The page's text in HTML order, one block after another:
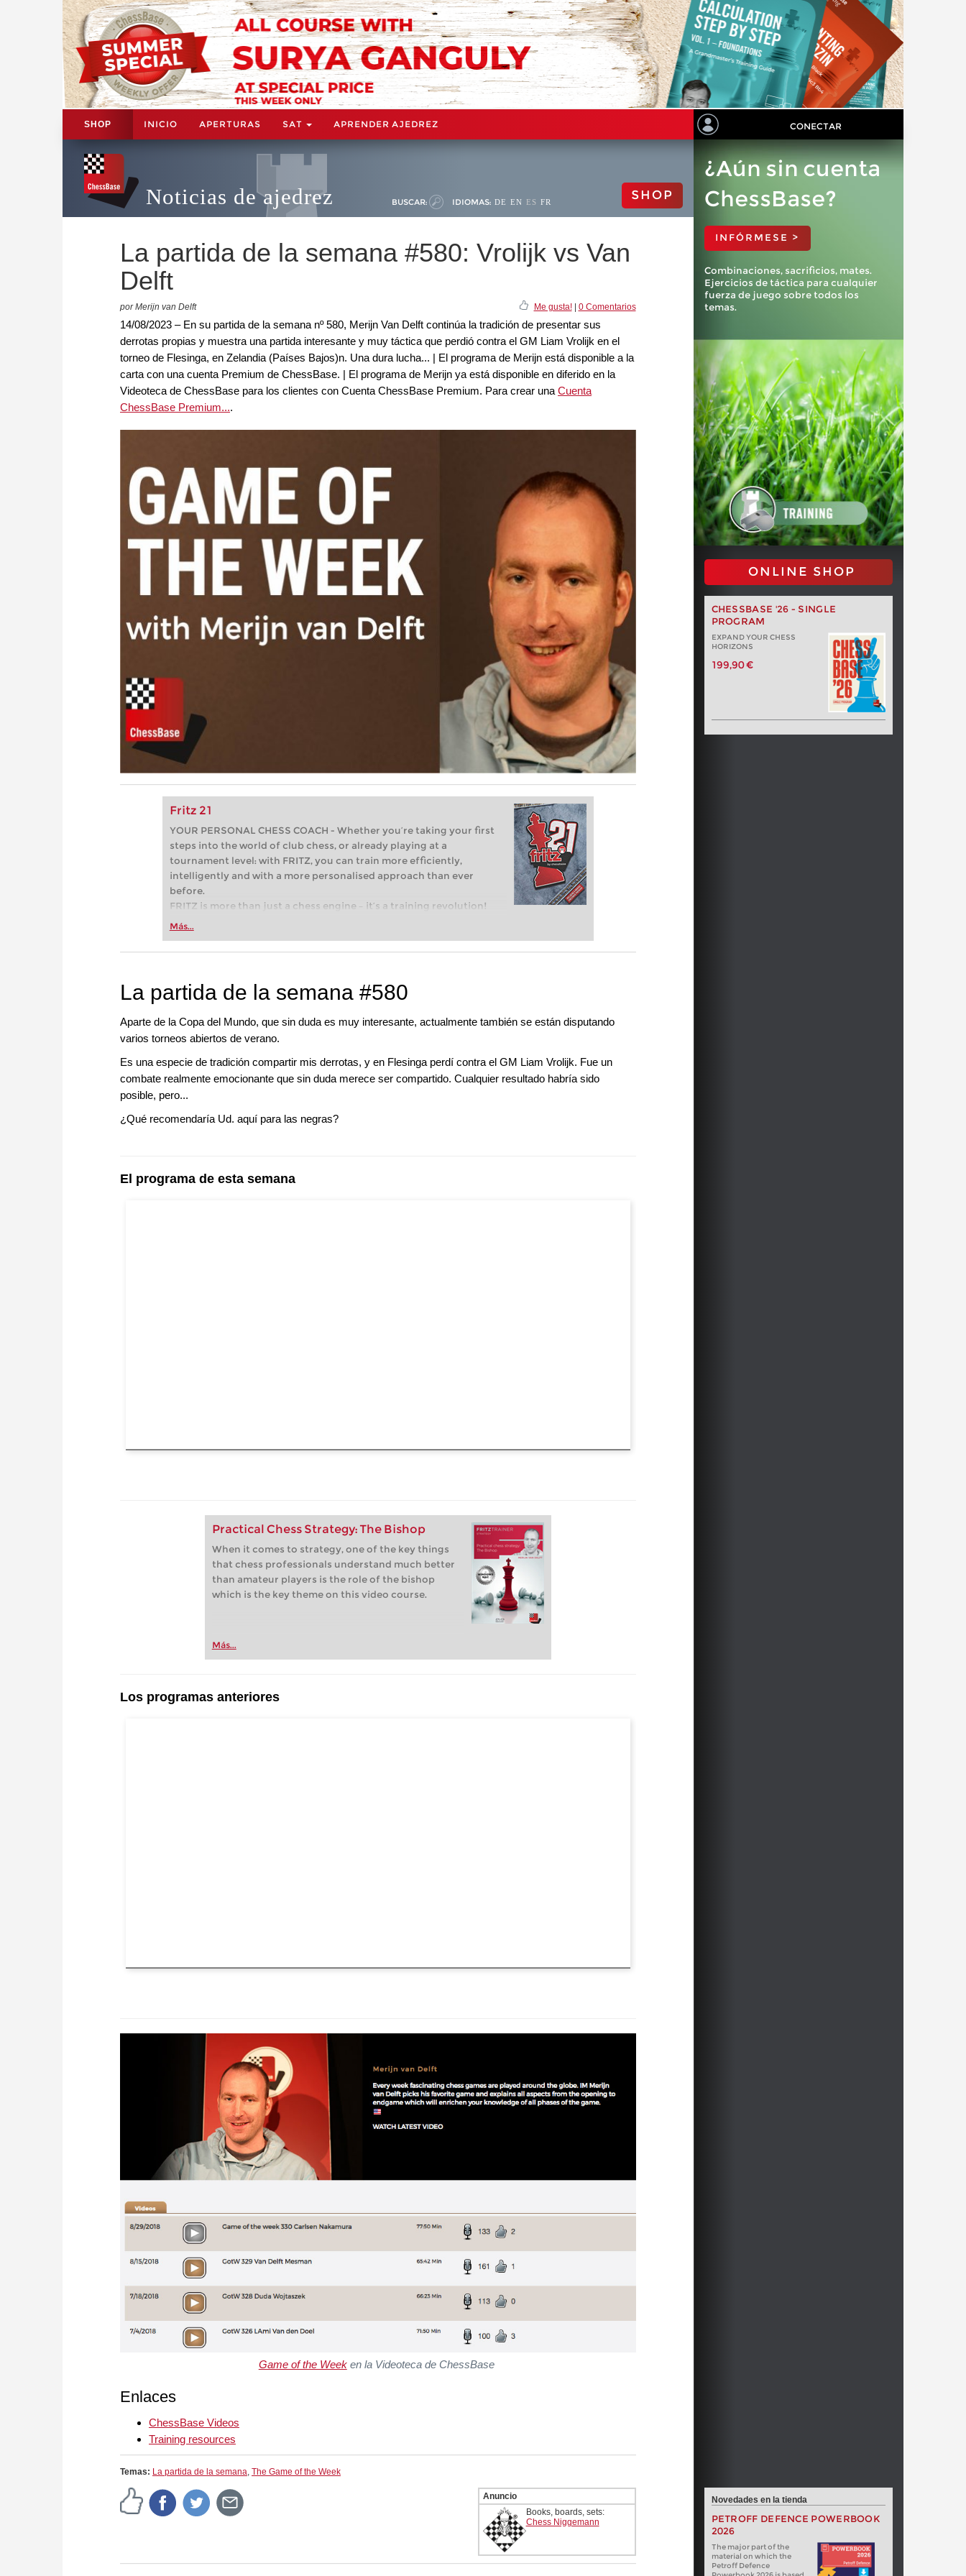
SHOP INICIO APERTURAS SAT APRENDER AJEDREZ CONECTAR
Noticias de ajedrez BUSCAR: IDIOMAS: DE EN ES FR SHOP
La partida de la semana #580: Vrolijk vs Van
Delft
por Merijn van Delft Me gusta!| 0 Comentarios
14/08/2023 – En su partida de la semana nº 580, Merijn Van Delft continúa la tradición de presentar sus
derrotas propias y muestra una partida interesante y muy táctica que perdió contra el GM Liam Vrolijk en el
torneo de Flesinga, en Zelandia (Países Bajos)n. Una dura lucha... | El programa de Merijn está disponible a la
carta con una cuenta Premium de ChessBase. | El programa de Merijn ya está disponible en diferido en la
Videoteca de ChessBase para los clientes con Cuenta ChessBase Premium. Para crear una Cuenta
ChessBase Premium....
Fritz 21
YOUR PERSONAL CHESS COACH - Whether you’re taking your first
steps into the world of club chess, or already playing at a
tournament level: with FRITZ, you can train more efficiently,
intelligently and with a more personalised approach than ever
before.
FRITZ is more than just a chess engine – it’s a training revolution!
Whether you’re taking your first steps into the world of club chess,
more efficiently, intelligently and with a more personalised
Más...
¿Aún sin cuenta
ChessBase?
INFÓRMESE >
Combinaciones, sacrificios, mates.
Ejercicios de táctica para cualquier
fuerza de juego sobre todos los
temas.
ONLINE SHOP
CHESSBASE '26 - SINGLE
PROGRAM
EXPAND YOUR CHESS
HORIZONS
199,90 €
La partida de la semana #580
Aparte de la Copa del Mundo, que sin duda es muy interesante, actualmente también se están disputando
varios torneos abiertos de verano.
Es una especie de tradición compartir mis derrotas, y en Flesinga perdí contra el GM Liam Vrolijk. Fue un
combate realmente emocionante que sin duda merece ser compartido. Cualquier resultado habría sido
posible, pero...
¿Qué recomendaría Ud. aquí para las negras?
El programa de esta semana
Practical Chess Strategy: The Bishop
When it comes to strategy, one of the key things
that chess professionals understand much better
than amateur players is the role of the bishop
which is the key theme on this video course.
Más...
Los programas anteriores
Game of the Weeken la Videoteca de ChessBase
Enlaces
ChessBase Videos
Training resources
Temas: La partida de la semana, The Game of the Week
Anuncio
Books, boards, sets:
Chess Niggemann
Novedades en la tienda
PETROFF DEFENCE POWERBOOK
2026
The major part of the
material on which the
Petroff Defence